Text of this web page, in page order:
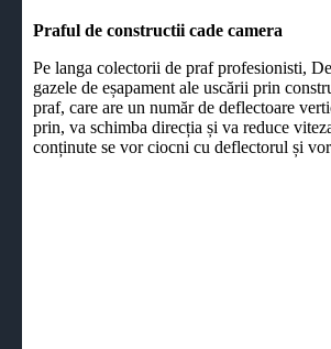
Praful de constructii cade camera
Pe langa colectorii de praf profesionisti,
gazele de eșapament ale uscării prin
praf, care are un număr de deflectoare
prin, va schimba direcția și va reduce
conținute se vor ciocni cu deflectorul și vor